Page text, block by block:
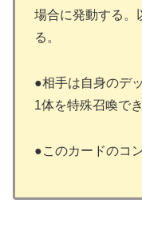
場合に発動する。
る。
●相手は自身のデ
1体を特殊召喚でき
●このカードのコ